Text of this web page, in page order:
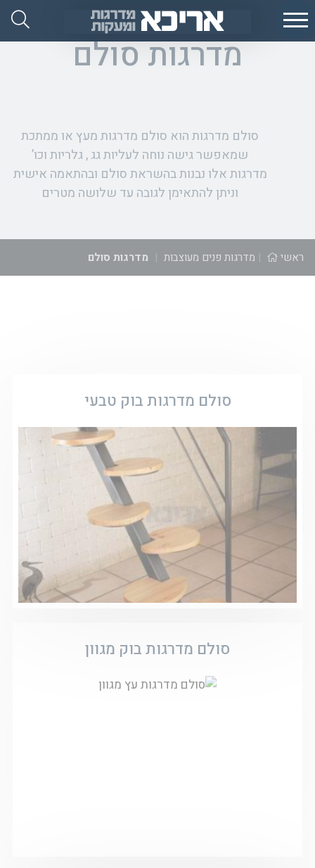
Skip
to
content
אריכא
מדרגות סולם
סולם מדרגות הוא סולם מדרגות מעץ או ממתכת
שמאפשר גישה נוחה לעליות גג , גלריות וכו’
מדרגות אלו נבנות בהשראת סולם ובהתאמה אישית
וניתן להתאימן לגובה עד שלושה מטרים
ראשי | מדרגות פנים מעוצבות | מדרגות סולם
סולם מדרגות בוק טבעי
סולם מדרגות בוק מגוון